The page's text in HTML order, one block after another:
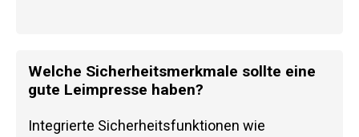
Welche Sicherheitsmerkmale sollte eine
gute Leimpresse haben?
Integrierte Sicherheitsfunktionen wie